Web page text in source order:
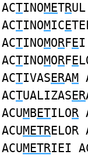
ACTINOMETR
ACTINOMICE
ACTINOMORFEI
ACTINOMORFE
ACTIVASERAM
ACTUALIZASER
ACUMBETILOR
ACUMETRELOR
ACUMETRIEI